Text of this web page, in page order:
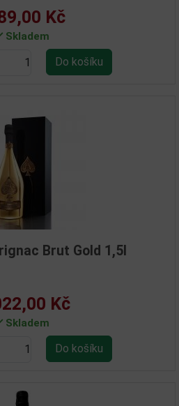
Kč
Skladem
Brut Gold 1,5l
Kč
Skladem